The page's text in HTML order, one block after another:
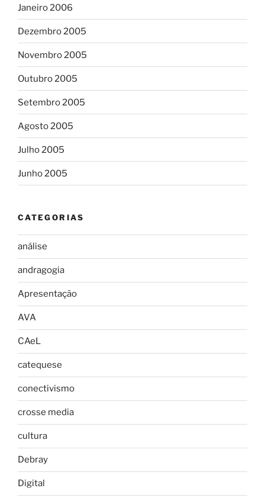
Janeiro 2006
Dezembro 2005
Novembro 2005
Outubro 2005
Setembro 2005
Agosto 2005
Julho 2005
Junho 2005
CATEGORIAS
análise
andragogia
Apresentação
AVA
CAeL
catequese
conectivismo
crosse media
cultura
Debray
Digital